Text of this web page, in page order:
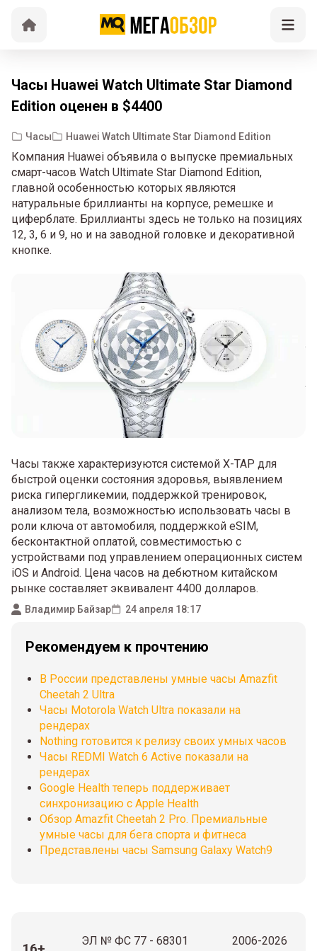
Часы Huawei Watch Ultimate Star Diamond
Edition оценен в $4400
Часы Huawei Watch Ultimate Star Diamond Edition
Компания Huawei объявила о выпуске премиальных
смарт-часов Watch Ultimate Star Diamond Edition,
главной особенностью которых являются
натуральные бриллианты на корпусе, ремешке и
циферблате. Бриллианты здесь не только на позициях
12, 3, 6 и 9, но и на заводной головке и декоративной
кнопке.
Часы также характеризуются системой X-TAP для
быстрой оценки состояния здоровья, выявлением
риска гипергликемии, поддержкой тренировок,
анализом тела, возможностью использовать часы в
роли ключа от автомобиля, поддержкой eSIM,
бесконтактной оплатой, совместимостью с
устройствами под управлением операционных систем
iOS и Android. Цена часов на дебютном китайском
рынке составляет эквивалент 4400 долларов.
Владимир Байзар 24 апреля 18:17
Рекомендуем к прочтению
В России представлены умные часы Amazfit
Cheetah 2 Ultra
Часы Motorola Watch Ultra показали на
рендерах
Nothing готовится к релизу своих умных часов
Часы REDMI Watch 6 Active показали на
рендерах
Google Health теперь поддерживает
синхронизацию с Apple Health
Обзор Amazfit Cheetah 2 Pro. Премиальные
умные часы для бега спорта и фитнеса
Представлены часы Samsung Galaxy Watch9
ЭЛ № ФС 77 - 68301
2006-2026